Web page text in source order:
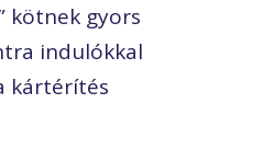
kötnek gyors
indulókkal
kártérítés